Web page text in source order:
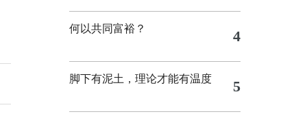
何以共同富裕？ 4
脚下有泥土，理论才能有温度 5